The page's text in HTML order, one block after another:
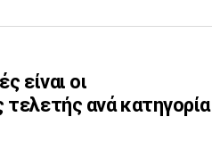
είναι οι
ανά κατηγορία